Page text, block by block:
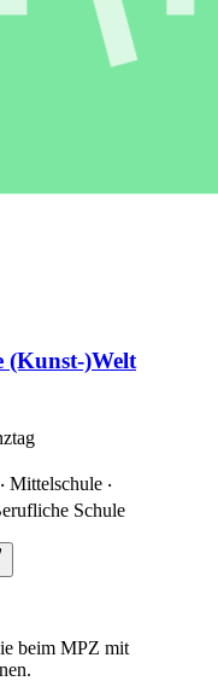
(Kunst-)Welt
Mittelschule ‧
Schule
beim MPZ mit